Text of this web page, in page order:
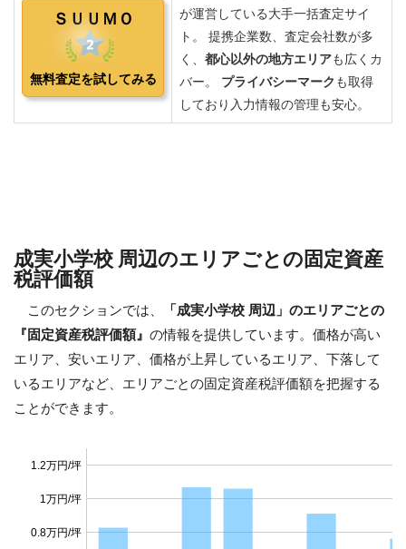
成実小学校 周辺のエリアごとの固定資産
税評価額
このセクションでは、
「成実小学校 周辺」のエリアごとの
『固定資産税評価額』 の情報を提供しています。価格が高い
エリア、安いエリア、価格が上昇しているエリア、下落して
いるエリアなど、エリアごとの固定資産税評価額を把握する
ことができます。
0.8万円/坪
1万円/坪
1.2万円/坪